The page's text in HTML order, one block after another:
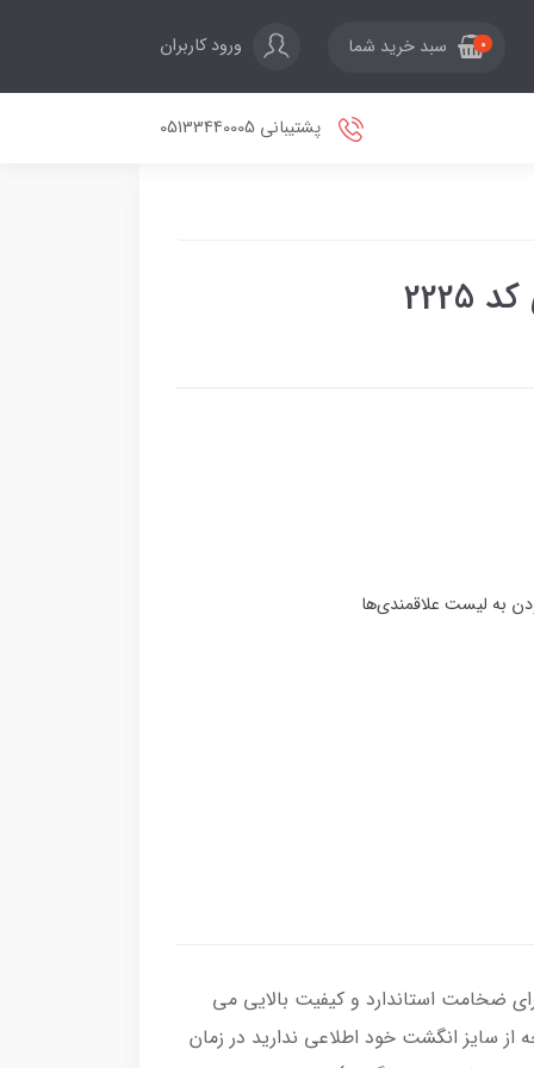
0 سبد خرید شما ورود کاربران
پشتیبانی 05133440005
، رکاب انگشتر از نقره اصل با عیار بین المللی 925 ساخته شده و دارای ضخامت استاندارد و کیفیت بالایی می‌
از سایز انگشت خود اطلاعی ندارید در زمان